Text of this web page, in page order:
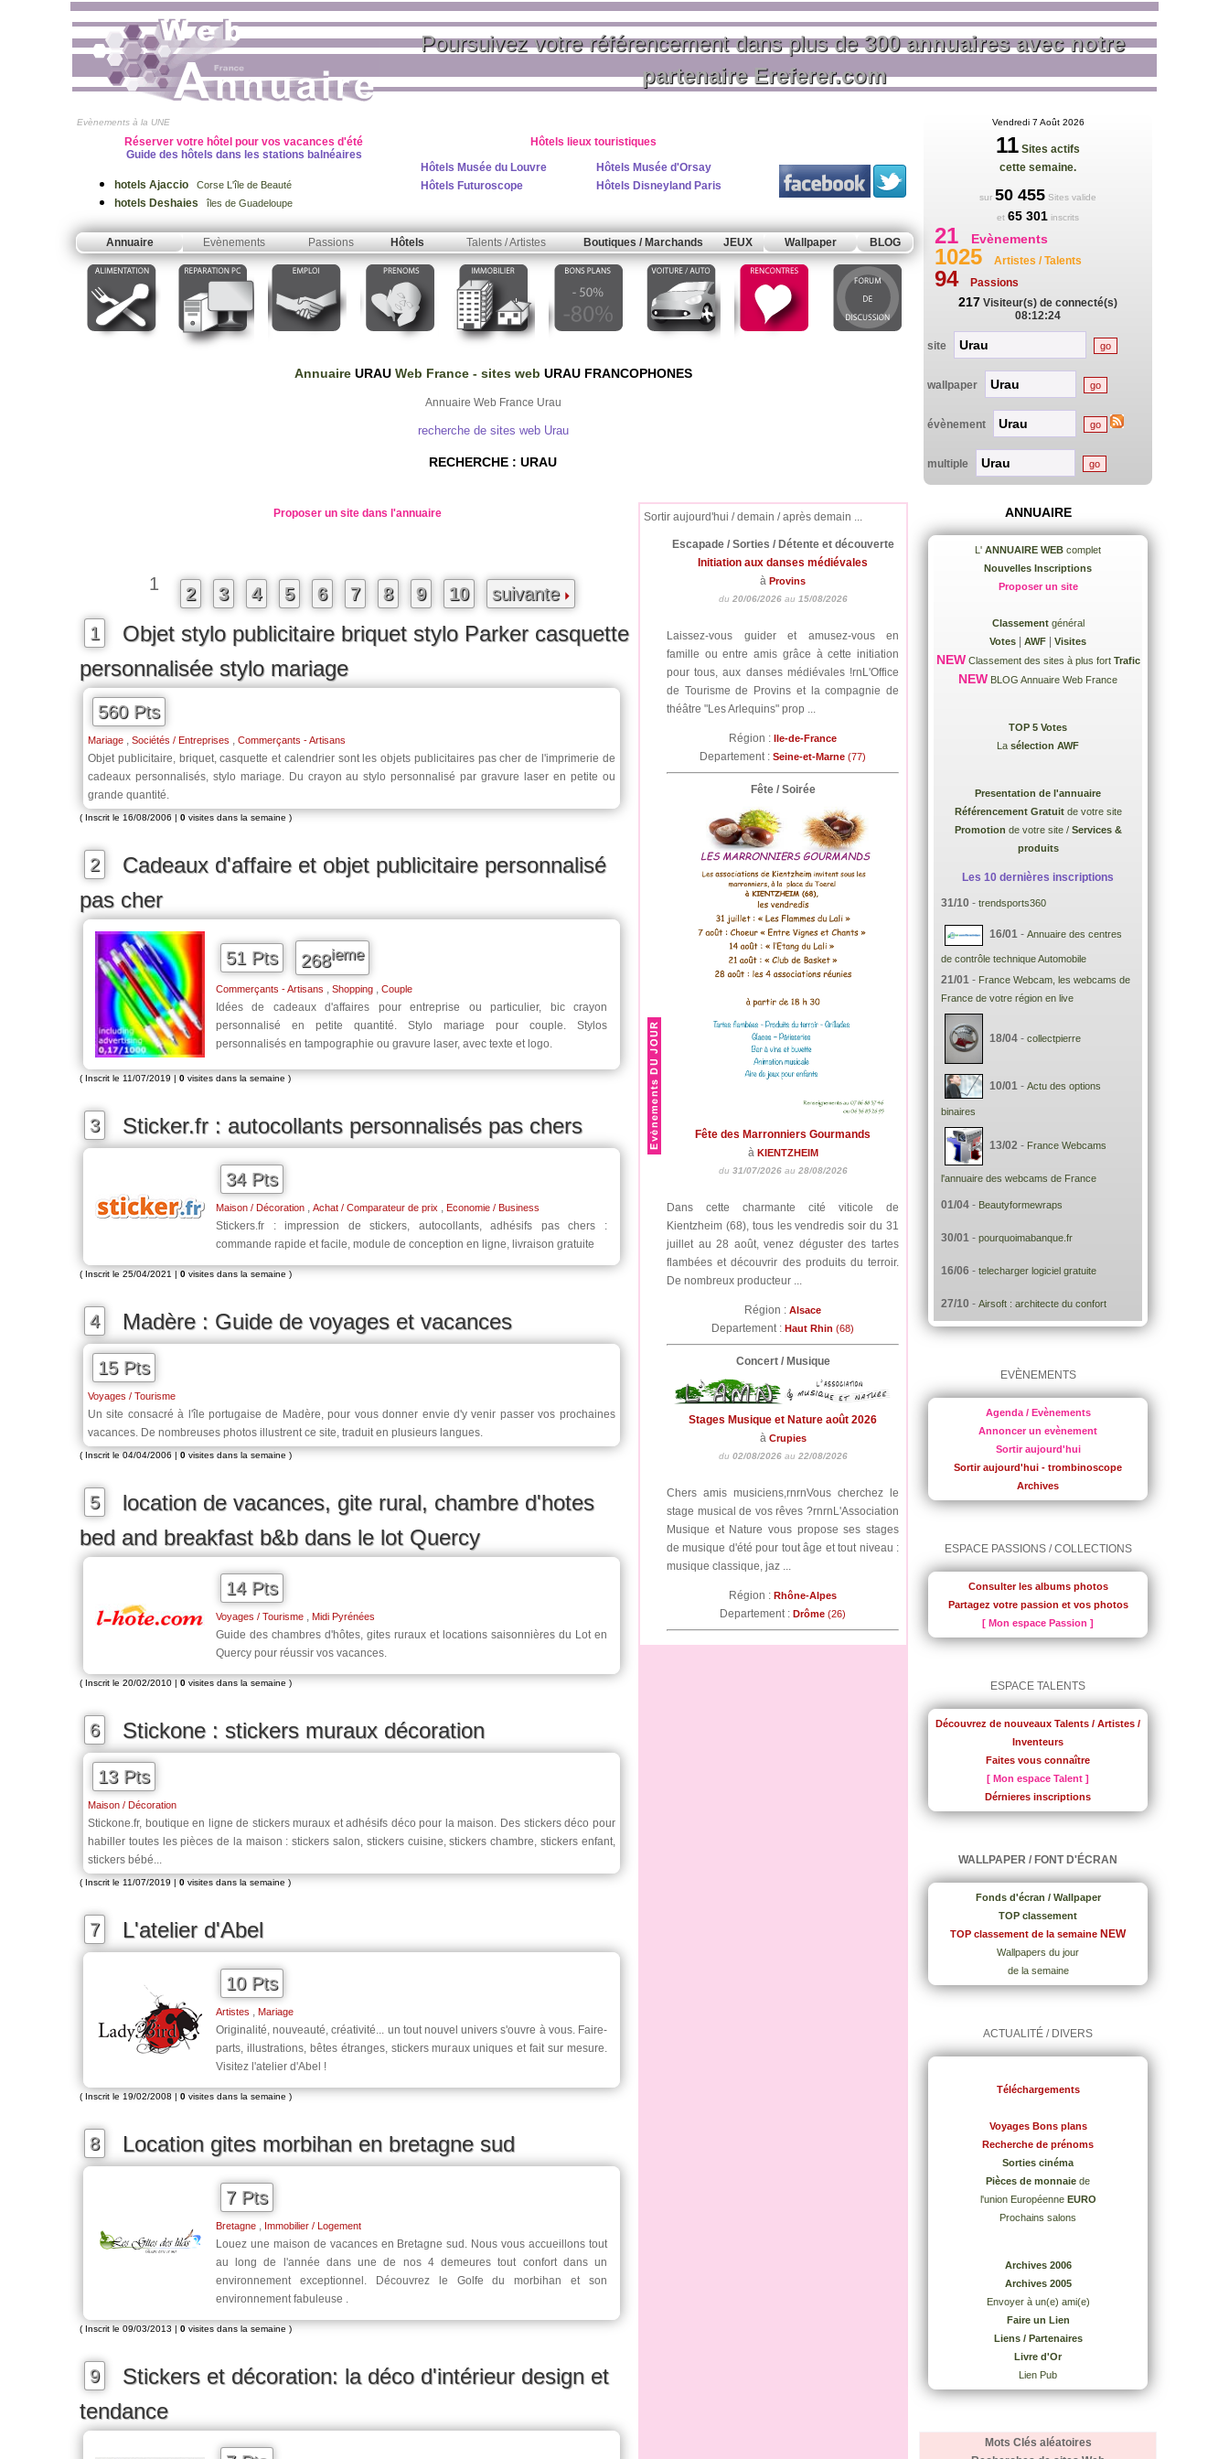
Poursuivez votre référencement dans plus de300 annuaires avec notre
partenaire Ereferer.com
Evènements à la UNE
Réserver votre hôtel pour vos vacances d'été
Guide des hôtels dans les stations balnéaires
hotels Ajaccio Corse L'île de Beauté
hotels Deshaies îles de Guadeloupe
Hôtels lieux touristiques
Hôtels Musée du Louvre
Hôtels Musée d'Orsay
Hôtels Futuroscope
Hôtels Disneyland Paris
Annuaire Evènements Passions Hôtels Talents / Artistes Boutiques / Marchands JEUX Wallpaper BLOG
Annuaire URAUWeb France- sites web URAU FRANCOPHONES
Annuaire Web France Urau
recherche de sites web Urau
RECHERCHE : URAU
Proposer un site dans l'annuaire
1 2 3 4 5 6 7 8 9 10
suivante
1
Objet stylo publicitaire briquet stylo Parker casquette
personnalisée stylo mariage
560 Pts
Mariage , Sociétés / Entreprises , Commerçants - Artisans
Objet publicitaire, briquet, casquette et calendrier sont les objets publicitaires pas cher de l'imprimerie de
cadeaux personnalisés, stylo mariage. Du crayon au stylo personnalisé par gravure laser en petite ou
grande quantité.
( Inscrit le 16/08/2006 | 0 visites dans la semaine )
2
Cadeaux d'affaire et objet publicitaire personnalisé
pas cher
51 Pts 268ieme
Commerçants - Artisans Shopping Couple
Idées de cadeaux d'affaires pour entreprise ou particulier, bic crayon
personnalisé en petite quantité. Stylo mariage pour couple. Stylos
personnalisés en tampographie ou gravure laser, avec texte et logo.
( Inscrit le 11/07/2019 | 0 visites dans la semaine )
3 Sticker.fr : autocollants personnalisés pas chers
34 Pts
Maison / Décoration , Achat / Comparateur de prix , Economie / Business
Stickers.fr : impression de stickers, autocollants, adhésifs pas chers :
commande rapide et facile, module de conception en ligne, livraison gratuite
( Inscrit le 25/04/2021 | 0 visites dans la semaine )
4 Madère : Guide de voyages et vacances
15 Pts
Voyages / Tourisme
Un site consacré à l'île portugaise de Madère, pour vous donner envie d'y venir passer vos prochaines
vacances. De nombreuses photos illustrent ce site, traduit en plusieurs langues.
( Inscrit le 04/04/2006 | 0 visites dans la semaine )
5
location de vacances, gite rural, chambre d'hotes
bed and breakfast b&b dans le lot Quercy
14 Pts
Voyages / Tourisme , Midi Pyrénées
Guide des chambres d'hôtes, gites ruraux et locations saisonnières du Lot en
Quercy pour réussir vos vacances.
( Inscrit le 20/02/2010 | 0 visites dans la semaine )
6 Stickone : stickers muraux décoration
13 Pts
Maison / Décoration
Stickone.fr, boutique en ligne de stickers muraux et adhésifs déco pour la maison. Des stickers déco pour
habiller toutes les pièces de la maison : stickers salon, stickers cuisine, stickers chambre, stickers enfant,
stickers bébé...
( Inscrit le 11/07/2019 | 0 visites dans la semaine )
7 L'atelier d'Abel
10 Pts
Artistes , Mariage
Originalité, nouveauté, créativité... un tout nouvel univers s'ouvre à vous. Faire-
parts, illustrations, bêtes étranges, stickers muraux uniques et fait sur mesure.
Visitez l'atelier d'Abel !
( Inscrit le 19/02/2008 | 0 visites dans la semaine )
8 Location gites morbihan en bretagne sud
7 Pts
Bretagne , Immobilier / Logement
Louez une maison de vacances en Bretagne sud. Nous vous accueillons tout
au long de l'année dans une de nos 4 demeures tout confort dans un
environnement exceptionnel. Découvrez le Golfe du morbihan et son
environnement fabuleuse .
( Inscrit le 09/03/2013 | 0 visites dans la semaine )
9
Stickers et décoration: la déco d'intérieur design et
tendance
Sortir aujourd'hui / demain / après demain ...
Escapade / Sorties / Détente et découverte
Initiation aux danses médiévales
à Provins
du 20/06/2026au 15/08/2026
Laissez-vous guider et amusez-vous en
famille ou entre amis grâce à cette initiation
pour tous, aux danses médiévales !rnL'Office
de Tourisme de Provins et la compagnie de
théâtre "Les Arlequins" prop ...
Région : Ile-de-France
Departement : Seine-et-Marne (77)
Fête / Soirée
Fête des Marronniers Gourmands
à KIENTZHEIM
du 31/07/2026au 28/08/2026
Dans cette charmante cité viticole de
Kientzheim (68), tous les vendredis soir du 31
juillet au 28 août, venez déguster des tartes
flambées et découvrir des produits du terroir.
De nombreux producteur ...
Région : Alsace
Departement : Haut Rhin (68)
Concert / Musique
Stages Musique et Nature août 2026
à Crupies
du 02/08/2026au 22/08/2026
Chers amis musiciens,rnrnVous cherchez le
stage musical de vos rêves ?rnrnL'Association
Musique et Nature vous propose ses stages
de musique d'été pour tout âge et tout niveau :
musique classique, jaz ...
Région : Rhône-Alpes
Departement : Drôme (26)
Vendredi 7 Août 2026
11 Sites actifs
cette semaine.
sur 50 455 Sites valide
et 65 301 inscrits
21 Evènements
1025 Artistes / Talents
94 Passions
217 Visiteur(s) de connecté(s)
08:12:24
site
wallpaper
évènement
multiple
ANNUAIRE
L' ANNUAIRE WEB complet
Nouvelles Inscriptions
Proposer un site
Classementgénéral
Votes
AWF Visites
NEWClassement des sites à plus fort Trafic
NEW BLOG Annuaire Web France
TOP 5 Votes
La sélection AWF
Presentation de l'annuaire
Référencement Gratuitde votre site
Promotion de votre site / Services &
produits
Les 10 dernières inscriptions
31/10 - trendsports360
16/01 - Annuaire des centres
de contrôle technique Automobile
21/01 - France Webcam, les webcams de
France de votre région en live
18/04 - collectpierre
10/01 - Actu des options
binaires
13/02 - France Webcams
l'annuaire des webcams de France
01/04 - Beautyformewraps
30/01 - pourquoimabanque.fr
16/06 - telecharger logiciel gratuite
27/10 - Airsoft : architecte du confort
EVÈNEMENTS
Agenda / Evènements
Annoncer un evènement
Sortir aujourd'hui
Sortir aujourd'hui - trombinoscope
Archives
ESPACE PASSIONS / COLLECTIONS
Consulter les albums photos
Partagez votre passion et vos photos
[ Mon espace Passion ]
ESPACE TALENTS
Découvrez de nouveaux Talents / Artistes /
Inventeurs
Faites vous connaître
[ Mon espace Talent ]
Dérnieres inscriptions
WALLPAPER / FONT D'ÉCRAN
Fonds d'écran / Wallpaper
TOP classement
TOP classement de la semaine NEW
Wallpapers du jour
de la semaine
ACTUALITÉ / DIVERS
Téléchargements
Voyages Bons plans
Recherche de prénoms
Sorties cinéma
Pièces de monnaie de
l'union Européenne EURO
Prochains salons
Archives 2006
Archives 2005
Envoyer à un(e) ami(e)
Faire un Lien
Liens / Partenaires
Livre d'Or
Lien Pub
Mots Clés aléatoires